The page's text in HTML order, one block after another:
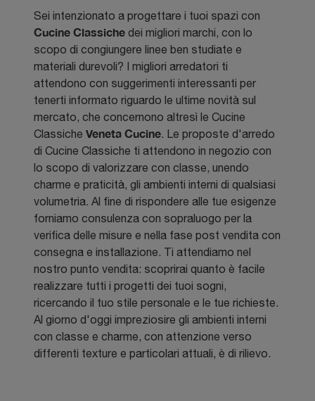
Sei intenzionato a progettare i tuoi spazi con
Cucine Classiche dei migliori marchi, con lo
scopo di congiungere linee ben studiate e
materiali durevoli? I migliori arredatori ti
attendono con suggerimenti interessanti per
tenerti informato riguardo le ultime novità sul
mercato, che concernono altresì le Cucine
Classiche Veneta Cucine. Le proposte d'arredo
di Cucine Classiche ti attendono in negozio con
lo scopo di valorizzare con classe, unendo
charme e praticità, gli ambienti interni di qualsiasi
volumetria. Al fine di rispondere alle tue esigenze
forniamo consulenza con sopraluogo per la
verifica delle misure e nella fase post vendita con
consegna e installazione. Ti attendiamo nel
nostro punto vendita: scoprirai quanto è facile
realizzare tutti i progetti dei tuoi sogni,
ricercando il tuo stile personale e le tue richieste.
Al giorno d'oggi impreziosire gli ambienti interni
con classe e charme, con attenzione verso
differenti texture e particolari attuali, è di rilievo.